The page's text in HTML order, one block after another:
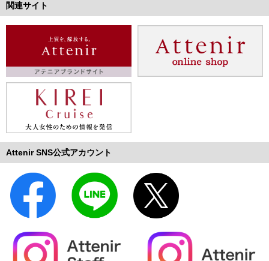
関連サイト
Attenir SNS公式アカウント